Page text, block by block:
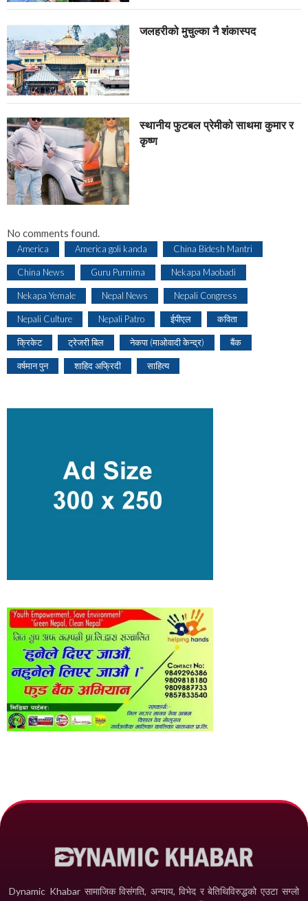
जलहरीको मुचुल्का नै शंंकास्पद
स्थानीय फुटबल प्रेमीको साथमा कुमार र
कृष्ण
No comments found.
America America goli kanda China Bidesh Mantri
China News Guru Purnima Nekapa Maobadi
Nekapa Yemale Nepal News Nepali Congress
Nepali Culture Nepali Patro ईपीएल कविता
क्रिकेट ट्रेजरी बिल नेकपा (माओवादी केन्द्र) बैंक
वर्षमान पुन शाहिद अफ्रिदी साहित्य
Dynamic Khabar सामाजिक विसंगति, अन्याय, विभेद­ र बेतिथिविरुद्धको एउटा सग्लो